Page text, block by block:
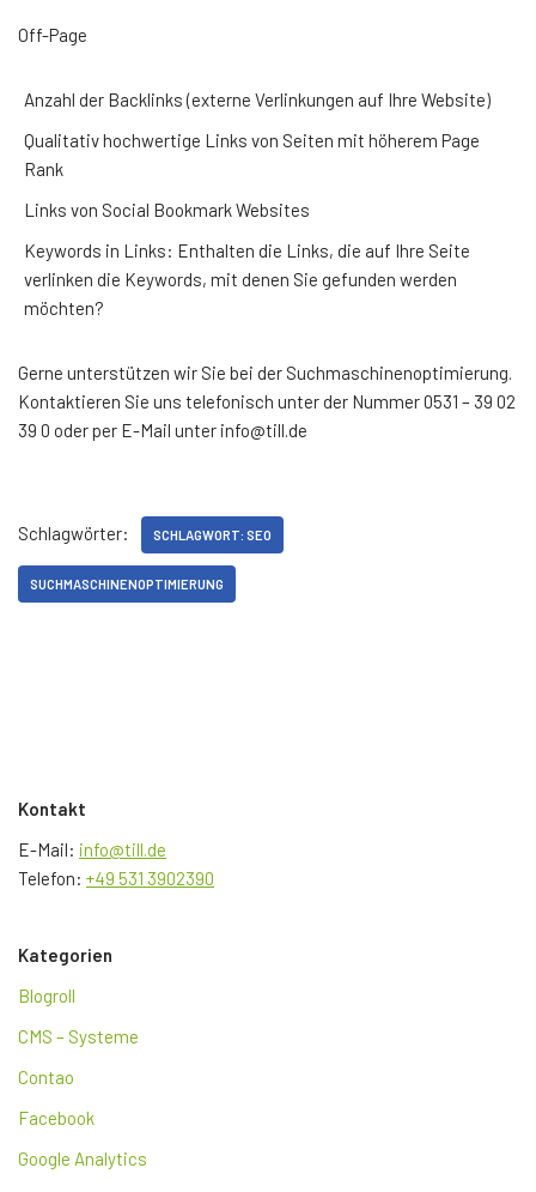
Off-Page
Anzahl der Backlinks (externe Verlinkungen auf Ihre Website)
Qualitativ hochwertige Links von Seiten mit höherem Page
Rank
Links von Social Bookmark Websites
Keywords in Links: Enthalten die Links, die auf Ihre Seite
verlinken die Keywords, mit denen Sie gefunden werden
möchten?
Gerne unterstützen wir Sie bei der Suchmaschinenoptimierung.
Kontaktieren Sie uns telefonisch unter der Nummer 0531 – 39 02
39 0 oder per E-Mail unter info@till.de
Schlagwörter: SCHLAGWORT: SEO
SUCHMASCHINENOPTIMIERUNG
Kontakt
E-Mail: info@till.de
Telefon: +49 531 3902390
Kategorien
Blogroll
CMS – Systeme
Contao
Facebook
Google Analytics